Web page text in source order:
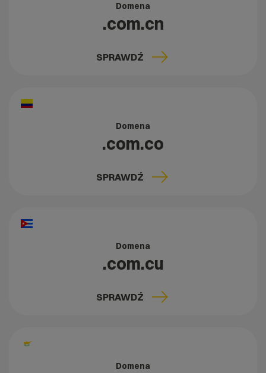
Domena
.com.cn
SPRAWDŹ
Domena
.com.co
SPRAWDŹ
Domena
.com.cu
SPRAWDŹ
Domena